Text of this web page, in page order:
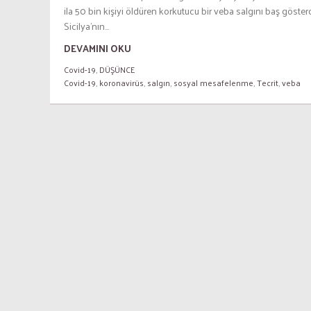
ila 50 bin kişiyi öldüren korkutucu bir veba salgını baş
Sicilya’nın...
DEVAMINI OKU
Covid-19,DÜŞÜNCE
Covid-19,koronavirüs,salgın,sosyal mesafelenme,Tecrit,veba